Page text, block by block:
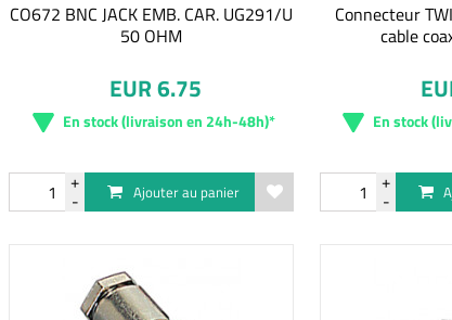
CO672 BNC JACK EMB. CAR. UG291/U
50 OHM
EUR 6.75
En stock (livraison en 24h-48h)*
Ajouter au panier
Connecteur
cable
En stock